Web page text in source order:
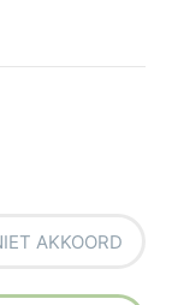
Forbo
AKKOORD